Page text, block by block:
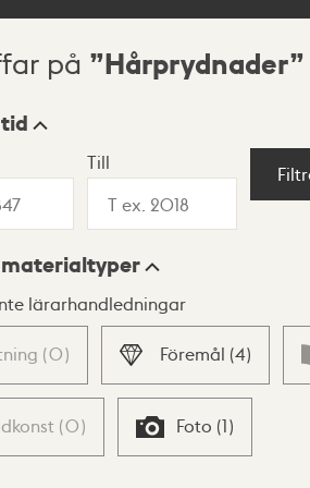
på Hårprydnader
Karta
Till
lärarhandledningar
(0) Föremål (4)
(0) Foto (1)